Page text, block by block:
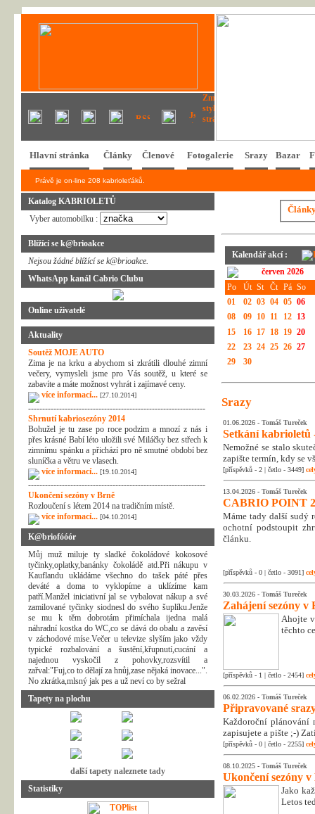
Hlavní stránka Články Členové Fotogalerie Srazy Bazar
Právě je on-line 208 kabrioleťáků.
Katalog KABRIOLETŮ
Vyber automobilku :
Blížící se k@brioakce
Nejsou žádné blížící se k@brioakce.
WhatsApp kanál Cabrio Clubu
Online uživatelé
Aktuality
Soutěž MOJE AUTO
Zima je na krku a abychom si zkrátili dlouhé zimní
večery, vymysleli jsme pro Vás soutěž, u které se
zabavíte a máte možnost vyhrát i zajímavé ceny.
více informací... [27.10.2014]
---------------------------------------------------------------
Shrnutí kabriosezóny 2014
Bohužel je tu zase po roce podzim a mnozí z nás i
přes krásné Babí léto uložili své Miláčky bez střech k
zimnímu spánku a přichází pro ně smutné období bez
sluníčka a větru ve vlasech.
více informací... [19.10.2014]
---------------------------------------------------------------
Ukončení sezóny v Brně
Rozloučení s létem 2014 na tradičním místě.
více informací... [04.10.2014]
K@briofóóór
Můj muž miluje ty sladké čokoládové kokosové
tyčinky,oplatky,banánky čokoládě atd.Při nákupu v
Kauflandu ukládáme všechno do tašek páté přes
deváté a doma to vyklopíme a uklízíme kam
patří.Manžel iniciativní jal se vybalovat nákup a své
zamilované tyčinky siodnesl do svého šuplíku.Jenže
se mu k těm dobrotám přimíchala ijedna malá
náhradní kostka do WC,co se dává do obalu a zavěsí
v záchodové míse.Večer u televize slyším jako vždy
typické rozbalování a šustění,křupnutí,cucání a
najednou vyskočil z pohovky,rozsvítil a
zařval:"Fuj,co to dělají za hnůj,zase nějaká inovace...".
No zkrátka,mlsný jak pes a už neví co by sežral
Tapety na plochu
další tapety naleznete tady
Statistiky
Kalendář akcí :
červen 2026
Po
Út St Čt Pá So
01
02 03 04 05 06
08
09 10 11 12 13
15
16 17 18 19 20
22
23 24 25 26 27
29
30
Srazy
01.06.2026 - Tomáš Tureček
Setkání kabrioletů
Nemožné se stalo
zapište termín, kdy se
[příspěvků - 2 | četlo - 3449]
13.04.2026 - Tomáš Tureček
CABRIO POINT
Máme tady další sudý
ochotní podstoupit
článku.
[příspěvků - 0 | četlo - 3091]
30.03.2026 - Tomáš Tureček
Zahájení sezóny v
Ahojte
těchto
[příspěvků - 1 | četlo - 2454]
06.02.2026 - Tomáš Tureček
Připravované
Každoroční plánování
zapisujete a pište ;-)
[příspěvků - 0 | četlo - 2255]
08.10.2025 - Tomáš Tureček
Ukončení sezóny v
Jako
Letos